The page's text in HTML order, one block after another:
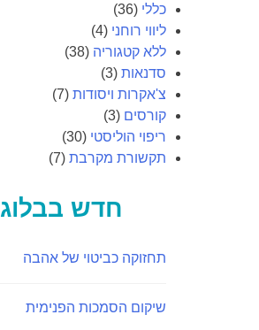
כללי (36)
ליווי רוחני (4)
ללא קטגוריה (38)
סדנאות(3)
צ'אקרות ויסודות(7)
קורסים (3)
ריפוי הוליסטי (30)
תקשורת מקרבת(7)
חדש בבלוג
תחזוקה כביטוי של אהבה
שיקום הסמכות הפנימית